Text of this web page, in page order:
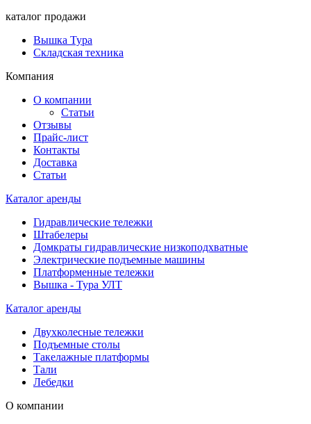
каталог продажи
Вышка Тура
Складская техника
Компания
О компании
Статьи
Отзывы
Прайс-лист
Контакты
Доставка
Статьи
Каталог аренды
Гидравлические тележки
Штабелеры
Домкраты гидравлические низкоподхватные
Электрические подъемные машины
Платформенные тележки
Вышка - Тура УЛТ
Каталог аренды
Двухколесные тележки
Подъемные столы
Такелажные платформы
Тали
Лебедки
О компании